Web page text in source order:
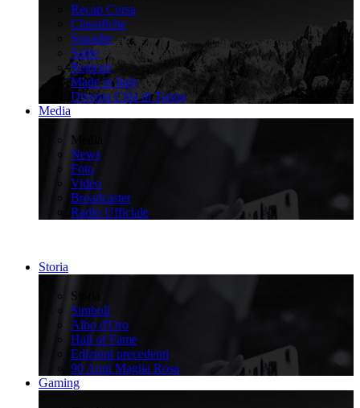
Recap Corsa
Classifiche
Squadre
Salite
Regioni
Made in Italy
Diventa Città di Tappa
Media
Media
News
Foto
Video
Broadcaster
Radio Ufficiale
Storia
Storia
Simboli
Albo d'Oro
Hall of Fame
Edizioni precedenti
90 Anni Maglia Rosa
Gaming